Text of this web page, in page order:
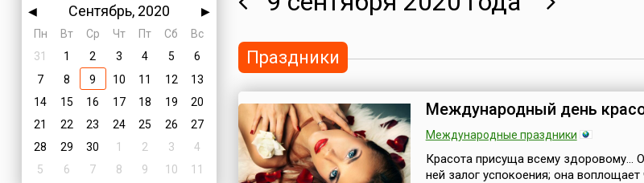
◀ Сентябрь, 2020
▶
Пн
Вт Ср Чт Пт Сб
Вс
31
1 2 3 4 5
6
7
8 9 10 11 12
13
14
15 16 17 18 19
20
21
22 23 24 25 26
27
28
29 30 1 2 3
4
5
6 7 8 9 10 11
Праздники
Международный день
Международные праздники
Красота присуща всему здоровому...
ней залог успокоения; она воплощает